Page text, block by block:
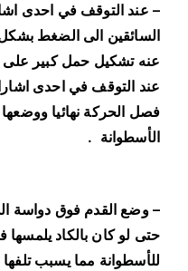
– عند التوقف في احدى
السائقين الى الضغط
عنه تشكيل حمل كبير على
عند التوقف في احدى
فصل الحركة نهائيا
الأسطوانة .
– وضع القدم فوق دواسة
حتى لو كان بالكاد يلمسها
للأسطوانة مما يسبب